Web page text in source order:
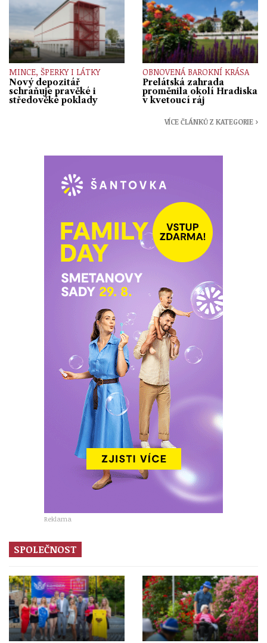
MINCE, ŠPERKY I LÁTKY
Nový depozitář
schraňuje pravěké i
středověké poklady
OBNOVENÁ BAROKNÍ KRÁSA
Prelátská zahrada
proměnila okolí Hradiska
v kvetoucí ráj
VÍCE ČLÁNKŮ Z KATEGORIE ›
Reklama
SPOLEČNOST